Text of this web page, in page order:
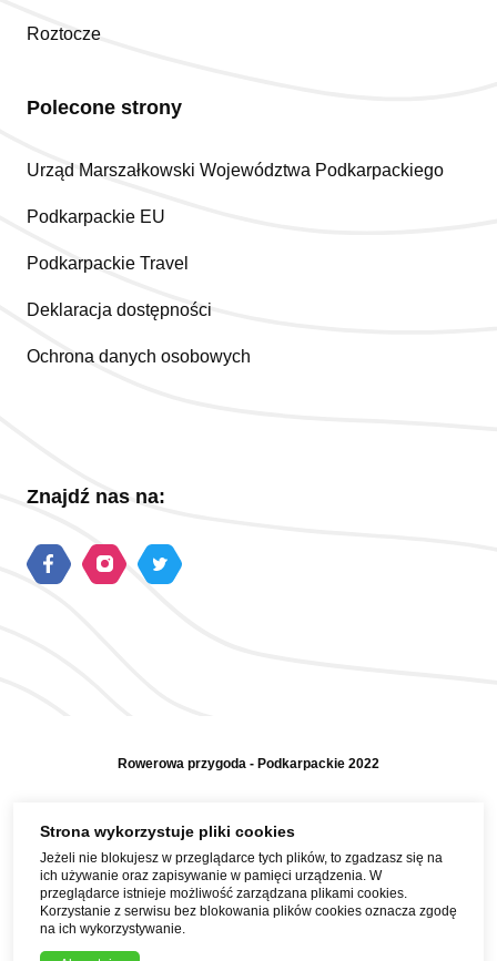
Roztocze
Polecone strony
Urząd Marszałkowski Województwa Podkarpackiego
Podkarpackie EU
Podkarpackie Travel
Deklaracja dostępności
Ochrona danych osobowych
Znajdź nas na:
Rowerowa przygoda - Podkarpackie 2022
Mapa strony
Pomoc i kontakt
Strona wykorzystuje pliki cookies
Jeżeli nie blokujesz w przeglądarce tych plików, to zgadzasz się na
ich używanie oraz zapisywanie w pamięci urządzenia. W
przeglądarce istnieje możliwość zarządzana plikami cookies.
Korzystanie z serwisu bez blokowania plików cookies oznacza zgodę
na ich wykorzystywanie.